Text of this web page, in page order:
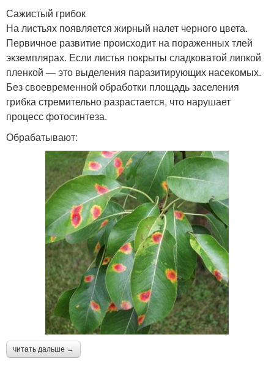
Сажистый грибок
На листьях появляется жирный налет черного цвета.
Первичное развитие происходит на пораженных тлей
экземплярах. Если листья покрыты сладковатой липкой
пленкой — это выделения паразитирующих насекомых.
Без своевременной обработки площадь заселения
грибка стремительно разрастается, что нарушает
процесс фотосинтеза.
Обрабатывают:
читать дальше →